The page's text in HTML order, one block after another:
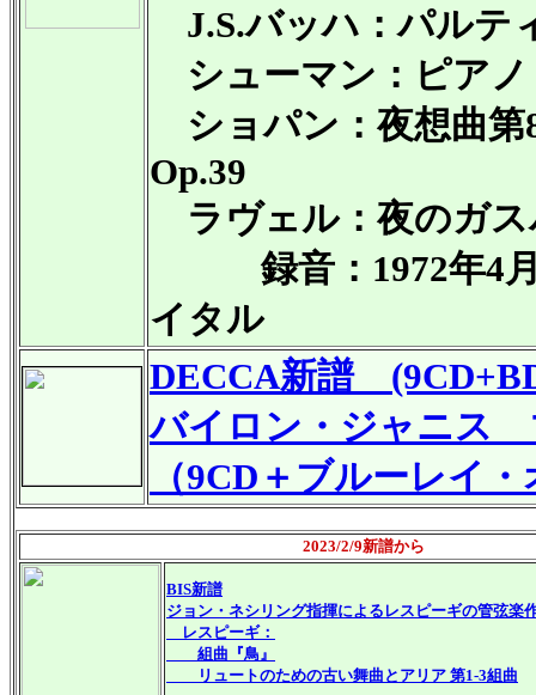
J.S.バッハ：パルテ
シューマン：ピアノ
ショパン：夜想曲第
Op.39
ラヴェル：夜のガス
録音：1972年4月
イタル
DECCA新譜
バイロン・ジャニス
（9CD＋ブルーレイ
2023/2/9新譜から
BIS新譜
ジョン・ネシリング指揮によるレスピーギの管弦楽
レスピーギ：
組曲『鳥』
リュートのための古い舞曲とアリア 第1-3組曲